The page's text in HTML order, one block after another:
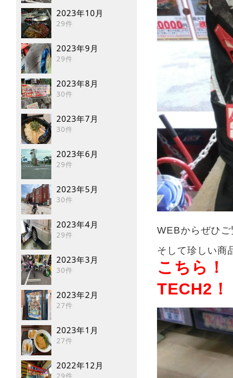
2023年10月
29件
2023年9月
29件
2023年8月
30件
2023年7月
30件
2023年6月
29件
2023年5月
30件
2023年4月
29件
2023年3月
30件
2023年2月
27件
2023年1月
27件
2022年12月
29件
WEBからぜひご
そして珍しい商
こちら！
TECH2！